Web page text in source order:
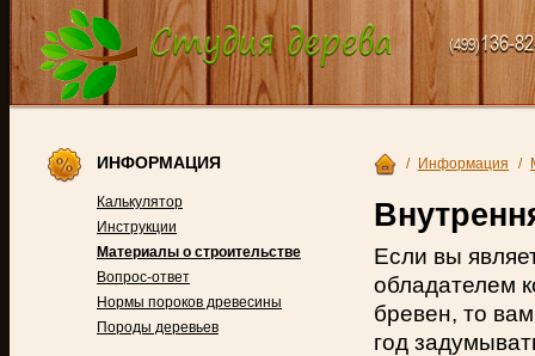
(499)136-
ИНФОРМАЦИЯ
Калькулятор
Инструкции
Материалы о строительстве
Вопрос-ответ
Нормы пороков древесины
Породы деревьев
/ Информация /
Если вы
обладателем
бревен, то
год